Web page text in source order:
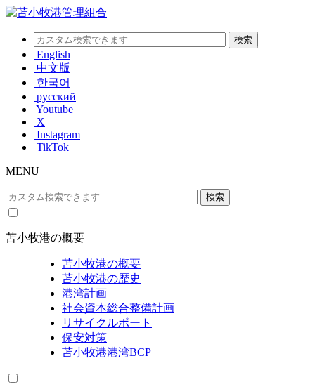
English
中文版
한국어
русский
Youtube
X
Instagram
TikTok
MENU
苫小牧港の概要
苫小牧港の概要
苫小牧港の歴史
港湾計画
社会資本総合整備計画
リサイクルポート
保安対策
苫小牧港港湾BCP